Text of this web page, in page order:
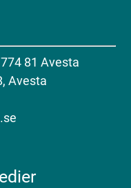
81 Avesta
Avesta